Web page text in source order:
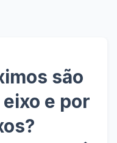
são
e por